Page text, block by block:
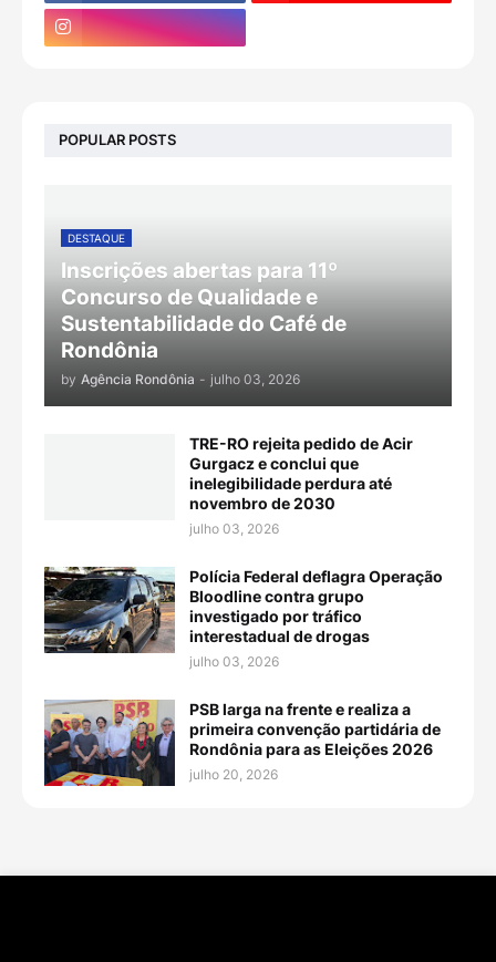
POPULAR POSTS
DESTAQUE
Inscrições abertas para 11º
Concurso de Qualidade e
Sustentabilidade do Café de
Rondônia
by Agência Rondônia - julho 03, 2026
TRE-RO rejeita pedido de Acir
Gurgacz e conclui que
inelegibilidade perdura até
novembro de 2030
julho 03, 2026
Polícia Federal deflagra Operação
Bloodline contra grupo
investigado por tráfico
interestadual de drogas
julho 03, 2026
PSB larga na frente e realiza a
primeira convenção partidária de
Rondônia para as Eleições 2026
julho 20, 2026